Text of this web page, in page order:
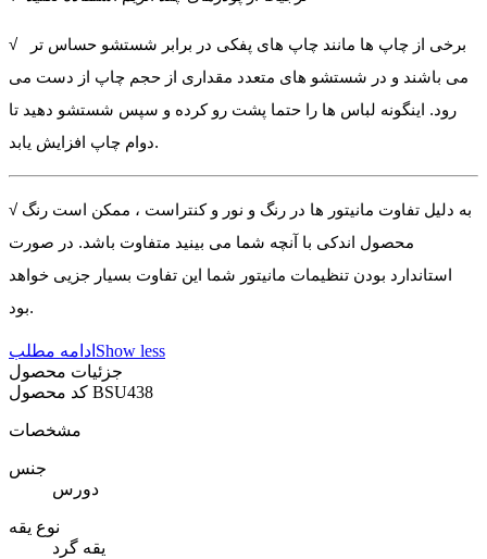
√ برخی از چاپ ها مانند چاپ های پفکی در برابر شستشو حساس تر
می باشند و در شستشو های متعدد مقداری از حجم چاپ از دست می
رود. اینگونه لباس ها را حتما پشت رو کرده و سپس شستشو دهید تا
دوام چاپ افزایش یابد.
√ به دلیل تفاوت مانیتور ها در رنگ و نور و کنتراست ، ممکن است رنگ
محصول اندکی با آنچه شما می بینید متفاوت باشد. در صورت
استاندارد بودن تنظیمات مانیتور شما این تفاوت بسیار جزیی خواهد
بود.
ادامه مطلب Show less
جزئیات محصول
BSU438
مشخصات
جنس
دورس
نوع یقه
یقه گرد